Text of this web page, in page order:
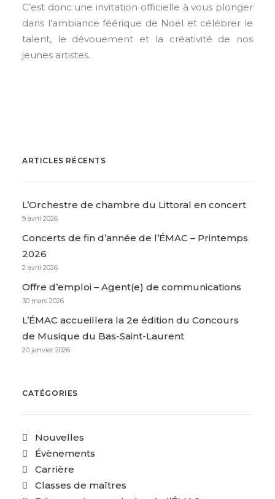
C’est donc une invitation officielle à vous plonger
dans l’ambiance féérique de Noël et célébrer le
talent, le dévouement et la créativité de nos
jeunes artistes.
ARTICLES RÉCENTS
L’Orchestre de chambre du Littoral en concert
9 avril 2026
Concerts de fin d’année de l’ÉMAC – Printemps
2026
2 avril 2026
Offre d’emploi – Agent(e) de communications
30 mars 2026
L’ÉMAC accueillera la 2e édition du Concours
de Musique du Bas-Saint-Laurent
20 janvier 2026
CATÉGORIES
Nouvelles
Évènements
Carrière
Classes de maîtres